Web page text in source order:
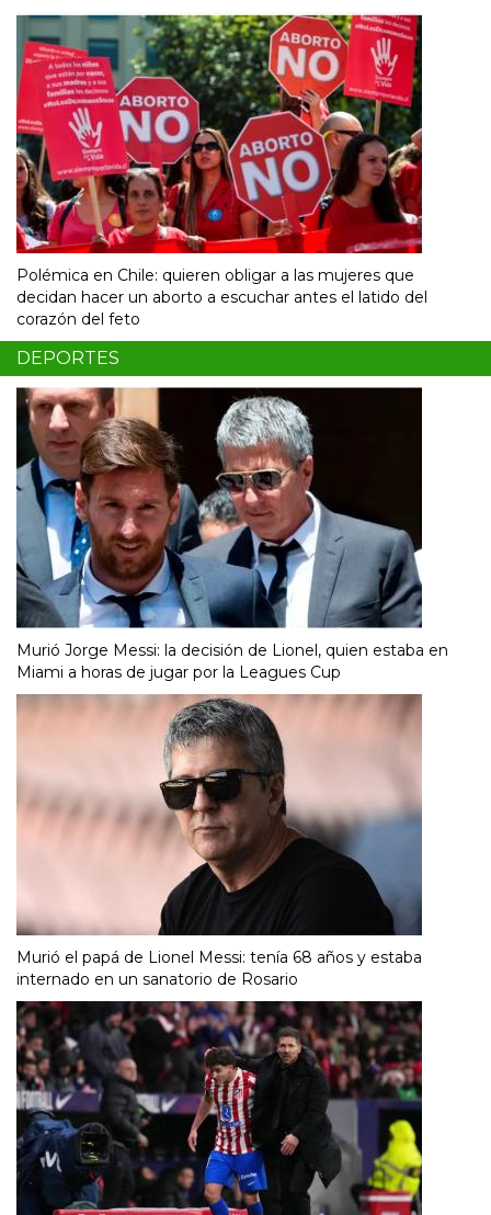
Polémica en Chile: quieren obligar a las mujeres que
decidan hacer un aborto a escuchar antes el latido del
corazón del feto
DEPORTES
Murió Jorge Messi: la decisión de Lionel, quien estaba en
Miami a horas de jugar por la Leagues Cup
Murió el papá de Lionel Messi: tenía 68 años y estaba
internado en un sanatorio de Rosario